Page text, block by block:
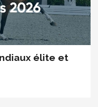
élite et